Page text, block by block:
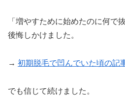
「増やすために始めたのに何で
後悔しかけました。
→ 初期脱毛で凹んでいた頃の記
でも信じて続けました。